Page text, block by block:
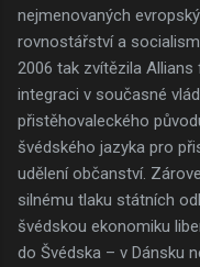
nejmenovaných
rovnostářství a
2006 tak zvítězila
integraci v současné
přistěhovaleckého
švédského jazyka pro
udělení občanství.
silnému tlaku státních
švédskou ekonomiku
do Švédska – v Dánsku